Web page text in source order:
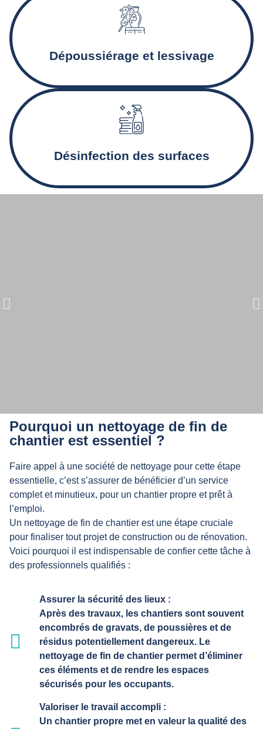
Dépoussiérage et lessivage
Nettoyage des murs, plinthes, et autres surfaces pour
Désinfection des surfaces
Désinfection des sanitaires et nettoyage en profondeur
Notre entreprise intervient pour
différents types de chantiers, pour
les particuliers et les professionnels.
Pourquoi un nettoyage de fin de
chantier est essentiel ?
Faire appel à une société de nettoyage pour cette étape
essentielle, c’est s’assurer de bénéficier d’un service
complet et minutieux, pour un chantier propre et prêt à
l’emploi.
Un nettoyage de fin de chantier est une étape cruciale
pour finaliser tout projet de construction ou de rénovation.
Voici pourquoi il est indispensable de confier cette tâche à
des professionnels qualifiés :
Assurer la sécurité des lieux :
Après des travaux, les chantiers sont souvent
encombrés de gravats, de poussières et de
résidus potentiellement dangereux. Le
nettoyage de fin de chantier permet d’éliminer
ces éléments et de rendre les espaces
sécurisés pour les occupants.
Valoriser le travail accompli :
Un chantier propre met en valeur la qualité des